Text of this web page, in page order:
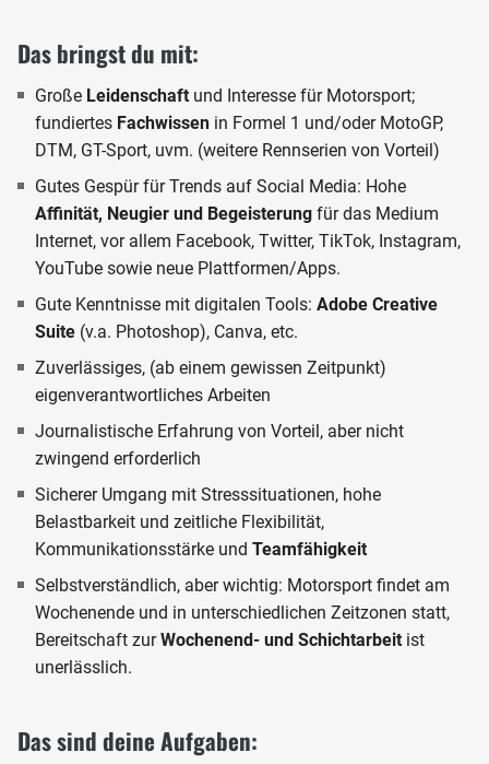
Das bringst du mit:
Große Leidenschaft und Interesse für Motorsport;
fundiertes Fachwissen in Formel 1 und/oder MotoGP,
DTM, GT-Sport, uvm. (weitere Rennserien von Vorteil)
Gutes Gespür für Trends auf Social Media: Hohe
Affinität, Neugier und Begeisterung für das Medium
Internet, vor allem Facebook, Twitter, TikTok, Instagram,
YouTube sowie neue Plattformen/Apps.
Gute Kenntnisse mit digitalen Tools: Adobe Creative
Suite (v.a. Photoshop), Canva, etc.
Zuverlässiges, (ab einem gewissen Zeitpunkt)
eigenverantwortliches Arbeiten
Journalistische Erfahrung von Vorteil, aber nicht
zwingend erforderlich
Sicherer Umgang mit Stresssituationen, hohe
Belastbarkeit und zeitliche Flexibilität,
Kommunikationsstärke und Teamfähigkeit
Selbstverständlich, aber wichtig: Motorsport findet am
Wochenende und in unterschiedlichen Zeitzonen statt,
Bereitschaft zurWochenend- und Schichtarbeit ist
unerlässlich.
Das sind deine Aufgaben: